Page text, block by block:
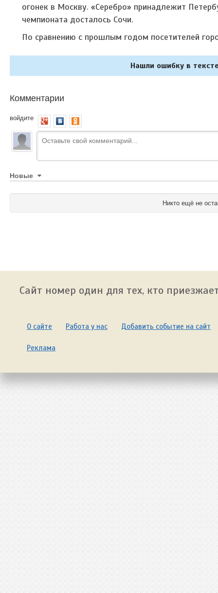
огонек в Москву. «Серебро» принадлежит
чемпионата досталось Сочи.
По сравнению с прошлым годом посетителей
Нашли ошибку в
Комментарии
войдите
Новые
Никто ещё не
Сайт номер один для тех, кто
О сайте Работа у нас Добавить событие на сайт
Реклама